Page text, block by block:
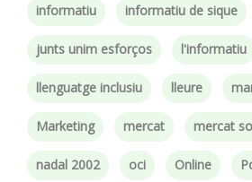
informatiu informatiu de sique
junts unim esforços l'informatiu
llenguatge inclusiu lleure
Marketing mercat mercat
nadal 2002 oci Online